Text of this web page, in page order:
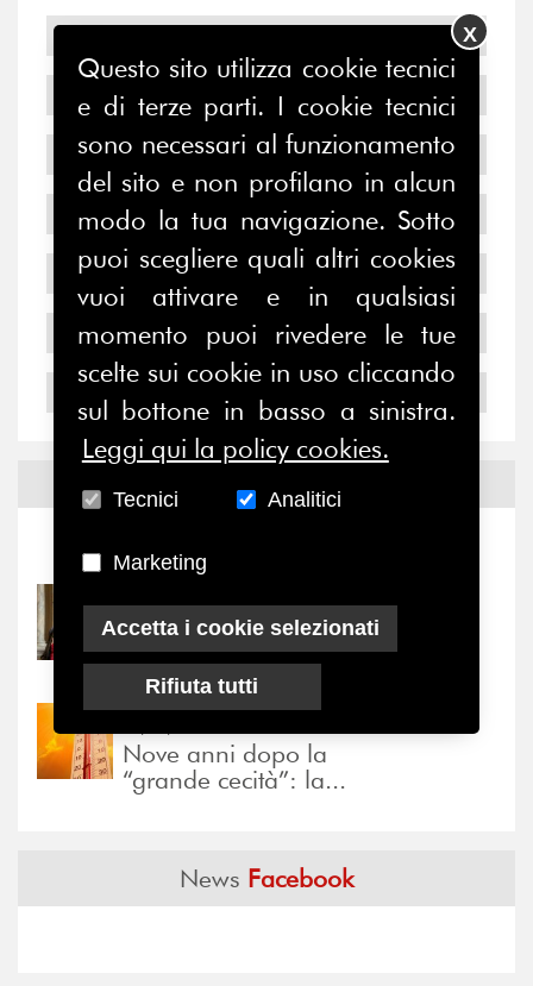
2009
2008
2007
2006
2005
31/07/2026
Prima della pausa estiva,
il valore di...
Nove anni dopo la
“grande cecità”: la...
News Facebook
Questo sito utilizza cookie tecnici
e di terze parti. I cookie tecnici
sono necessari al funzionamento
del sito e non profilano in alcun
modo la tua navigazione. Sotto
puoi scegliere quali altri cookies
vuoi attivare e in qualsiasi
momento puoi rivedere le tue
scelte sui cookie in uso cliccando
sul bottone in basso a sinistra.
Leggi qui la policy cookies.
Tecnici Analitici
Marketing
Accetta i cookie selezionati
Rifiuta tutti
X